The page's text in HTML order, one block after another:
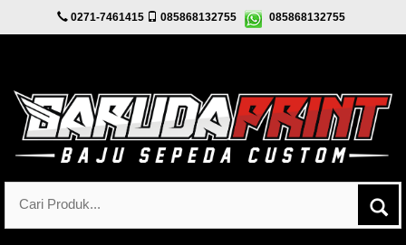
0271-7461415 085868132755 085868132755